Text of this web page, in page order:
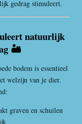
gedrag stimuleert.
natuurlijk
🏜️
bodem is essentieel
welzijn van je dier.
graven en schuilen